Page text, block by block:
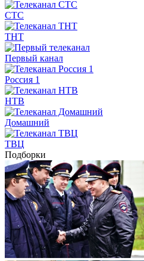
СТС
ТНТ
Первый канал
Россия 1
НТВ
Домашний
ТВЦ
Подборки